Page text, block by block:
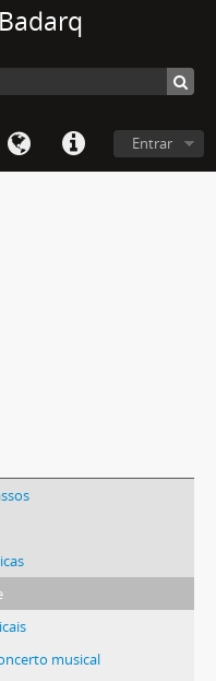
Badarq
Entrar
musical